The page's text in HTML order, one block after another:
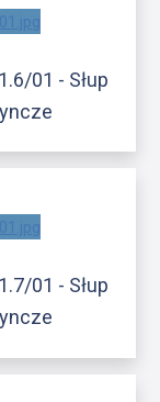
01 - Słup
01 - Słup